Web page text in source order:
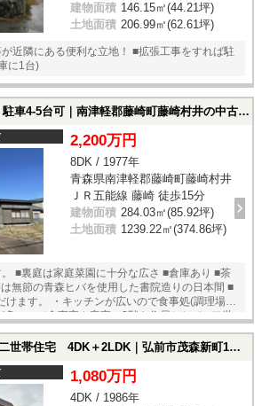
建物面積 146.15㎡(44.21坪)
土地面積 206.99㎡(62.61坪)
近隣にある便利な立地！ ■拡張工事をすれば駐
に1台)
藤崎町藤崎村井 8DK 駐車4-5台可｜南津軽郡藤崎町藤崎村井の中古一戸建て
2,200万円
8DK / 1977年
青森県南津軽郡藤崎町藤崎村井
ＪＲ五能線 藤崎 徒歩15分
建物面積 284.03㎡(85.92坪)
土地面積 1239.22㎡(374.86坪)
■裏庭は家庭菜園に十分な広さ ■倉庫あり ■茶
無節の青森ヒバを使用した書院造りの日本間 ■
けます。 ・キッチンが広いので食事処(調理場)
多いので食事室や客室、2階を住居として ■二世
弘前市茂森新町1丁目 二世帯住宅 4DK＋2LDK｜弘前市茂森新町1丁目の中古一戸建て
1,080万円
4DK / 1986年